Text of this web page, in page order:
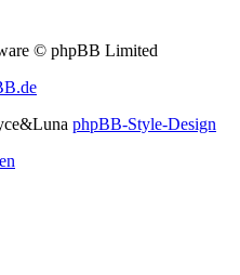
© phpBB Limited
phpBB-Style-Design